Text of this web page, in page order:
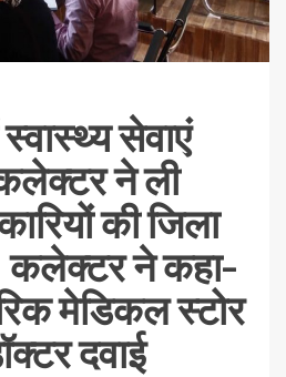
सेवाएं
ने ली
की जिला
कलेक्टर ने कहा-
मेडिकल स्टोर
दवाई